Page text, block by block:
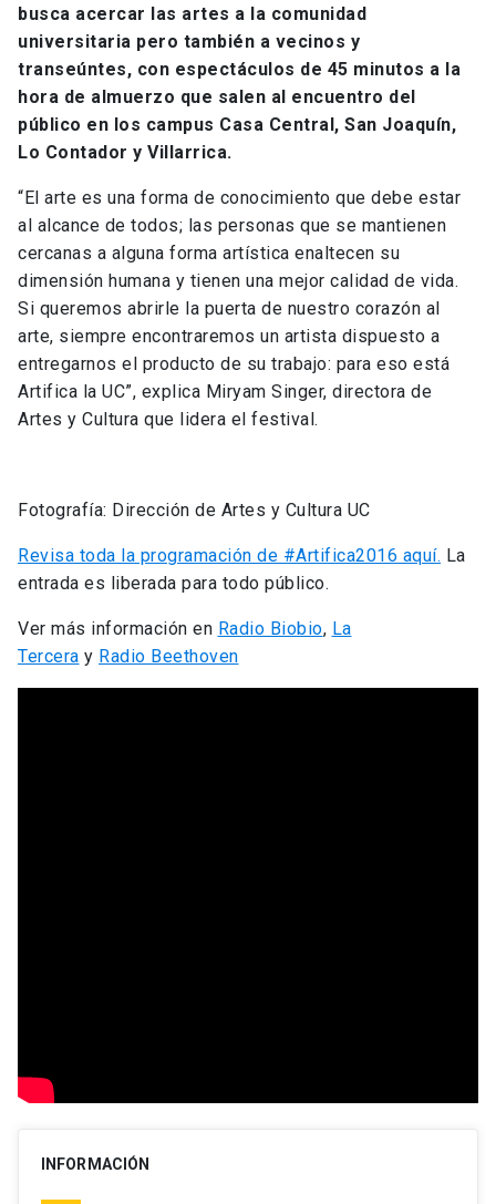
busca acercar las artes a la comunidad
universitaria pero también a vecinos y
transeúntes, con espectáculos de 45 minutos a la
hora de almuerzo que salen al encuentro del
público en los campus Casa Central, San Joaquín,
Lo Contador y Villarrica.
“El arte es una forma de conocimiento que debe estar
al alcance de todos; las personas que se mantienen
cercanas a alguna forma artística enaltecen su
dimensión humana y tienen una mejor calidad de vida.
Si queremos abrirle la puerta de nuestro corazón al
arte, siempre encontraremos un artista dispuesto a
entregarnos el producto de su trabajo: para eso está
Artifica la UC”, explica Miryam Singer, directora de
Artes y Cultura que lidera el festival.
Fotografía: Dirección de Artes y Cultura UC
Revisa toda la programación de #Artifica2016 aquí. La
entrada es liberada para todo público.
Ver más información en Radio Biobio, La
Tercera y Radio Beethoven
INFORMACIÓN